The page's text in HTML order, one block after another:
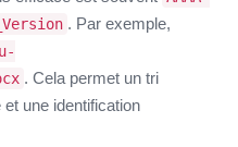
. Par exemple,
. Cela permet un tri
une identification